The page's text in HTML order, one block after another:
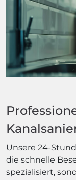
Unsere 24-
die schnelle
spezialisiert,